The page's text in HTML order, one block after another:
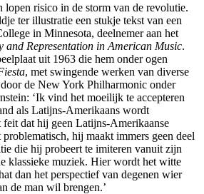
lopen risico in de storm van de revolutie.
ter illustratie een stukje tekst van een
in Minnesota, deelnemer aan het
and Representation in American Music.
uit 1963 die hem onder ogen
, met swingende werken van diverse
de New York Philharmonic onder
‘Ik vind het moeilijk te accepteren
als Latijns-Amerikaans wordt
feit dat hij geen Latijns-Amerikaanse
hij maakt immers geen deel
die hij probeert te imiteren vanuit zijn
klassieke muziek. Hier wordt het witte
dan het perspectief van degenen wier
de man wil brengen.’